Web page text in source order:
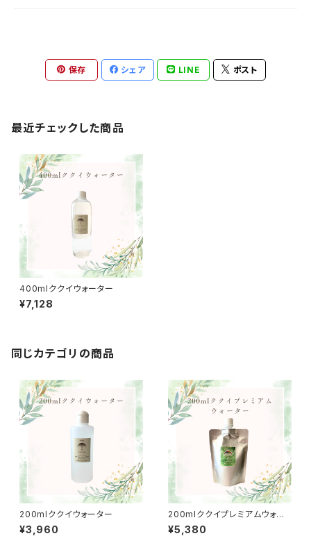
保存 シェア LINE ポスト
最近チェックした商品
400mlククイウォーター
¥7,128
同じカテゴリの商品
200mlククイウォーター
¥3,960
200mlククイプレミアムウォー
ター
¥5,380